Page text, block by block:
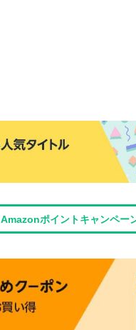
Amazonポイントキャンペー